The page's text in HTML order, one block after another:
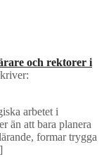
och rektorer i
arbetet i
än att bara planera
formar trygga